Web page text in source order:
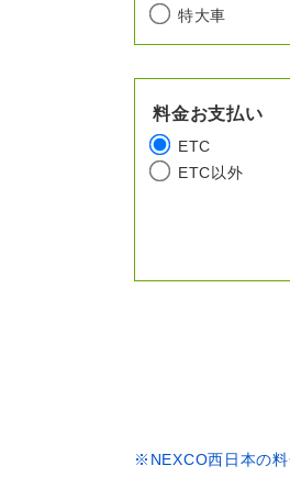
特大車
料金お支払い
ETC
ETC以外
※NEXCO西日本の料